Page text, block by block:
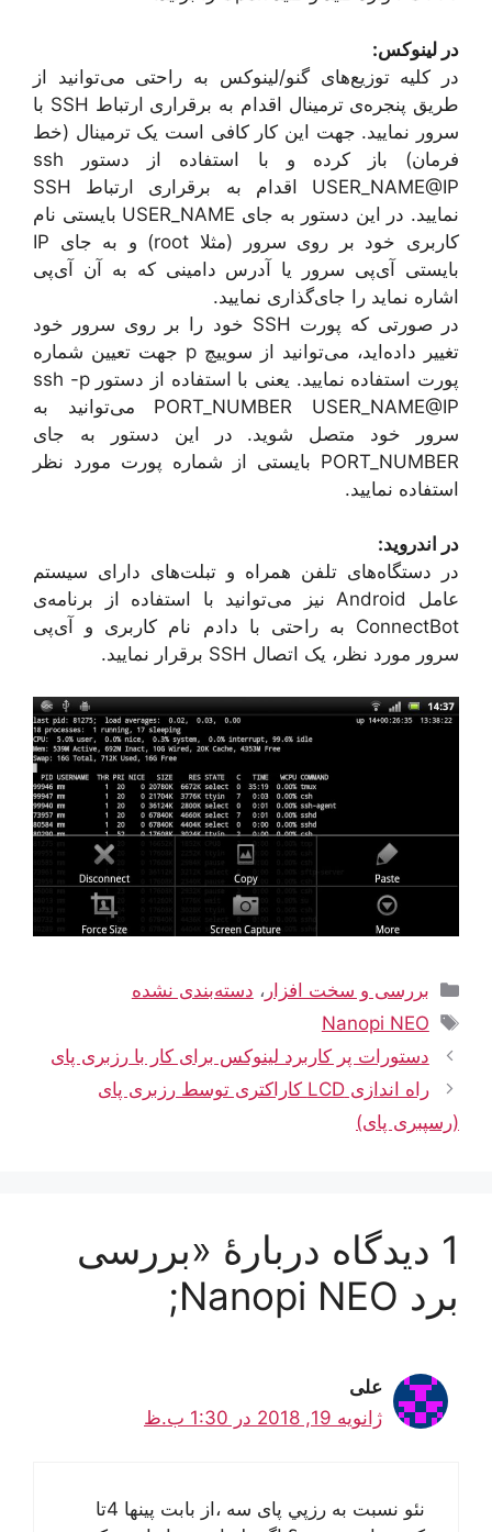
در لینوکس:
در کلیه توزیع‌های گنو/لینوکس به راحتی می‌توانید از
طریق پنجره‌‌ی ترمینال اقدام به برقراری ارتباط SSH با
سرور نمایید. جهت این کار کافی است یک ترمینال (خط
فرمان) باز کرده و با استفاده از دستور ssh
USER_NAME@IP اقدام به برقراری ارتباط SSH
نمایید. در این دستور به جای USER_NAME بایستی نام
کاربری خود بر روی سرور (مثلا root) و به جای IP
بایستی آی‌پی سرور یا آدرس دامینی که به آن آی‌پی
اشاره نماید را جای‌گذاری نمایید.
در صورتی که پورت SSH خود را بر روی سرور خود
تغییر داده‌اید، می‌توانید از سوییچ p جهت تعیین شماره
پورت استفاده نمایید. یعنی با استفاده از دستور ssh -p
PORT_NUMBER USER_NAME@IP می‌توانید به
سرور خود متصل شوید. در این دستور به جای
PORT_NUMBER بایستی از شماره پورت مورد نظر
استفاده نمایید.
در اندروید:
در دستگاه‌های تلفن‌ همراه و تبلت‌های دارای سیستم
عامل Android نیز می‌توانید با استفاده از برنامه‌ی
ConnectBot به راحتی با دادم نام کاربری و آی‌پی
سرور مورد نظر، یک اتصال SSH برقرار نمایید.
دسته‌ها
بررسی و سخت افزار ، دسته‌بندی نشده
برچسب‌ها
Nanopi NEO
دستورات پر کاربرد لینوکس برای کار با رزبری پای
راه اندازی LCD کاراکتری توسط رزبری پای
(رسپبری پای)
1 دیدگاه دربارهٔ «بررسی
برد Nanopi NEO;
علی
ژانویه 19, 2018 در 1:30 ب.ظ
نئو نسبت به رزپي پای سه ،از بابت پينها 4تا